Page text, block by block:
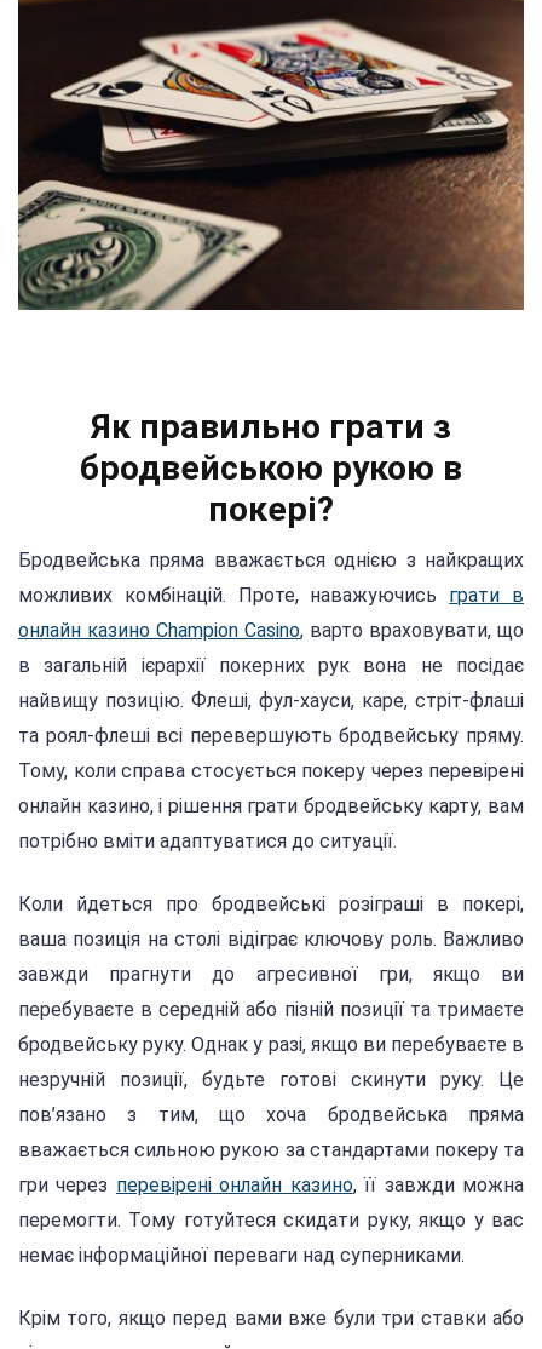
Як правильно грати з
бродвейською рукою в
покері?
Бродвейська пряма вважається однією з найкращих
можливих комбінацій. Проте, наважуючись грати в
онлайн казино Champion Casino, варто враховувати, що
в загальній ієрархії покерних рук вона не посідає
найвищу позицію. Флеші, фул-хауси, каре, стріт-флаші
та роял-флеші всі перевершують бродвейську пряму.
Тому, коли справа стосується покеру через перевірені
онлайн казино, і рішення грати бродвейську карту, вам
потрібно вміти адаптуватися до ситуації.
Коли йдеться про бродвейські розіграші в покері,
ваша позиція на столі відіграє ключову роль. Важливо
завжди прагнути до агресивної гри, якщо ви
перебуваєте в середній або пізній позиції та тримаєте
бродвейську руку. Однак у разі, якщо ви перебуваєте в
незручній позиції, будьте готові скинути руку. Це
пов’язано з тим, що хоча бродвейська пряма
вважається сильною рукою за стандартами покеру та
гри через перевірені онлайн казино, її завжди можна
перемогти. Тому готуйтеся скидати руку, якщо у вас
немає інформаційної переваги над суперниками.
Крім того, якщо перед вами вже були три ставки або